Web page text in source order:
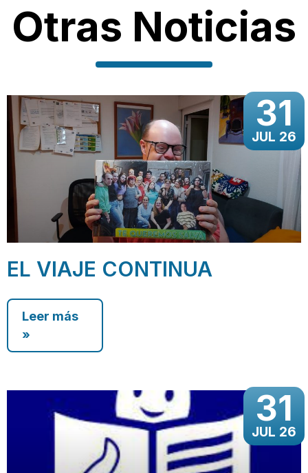
Otras Noticias
31
JUL 26
EL VIAJE CONTINUA
Leer más
»
31
JUL 26